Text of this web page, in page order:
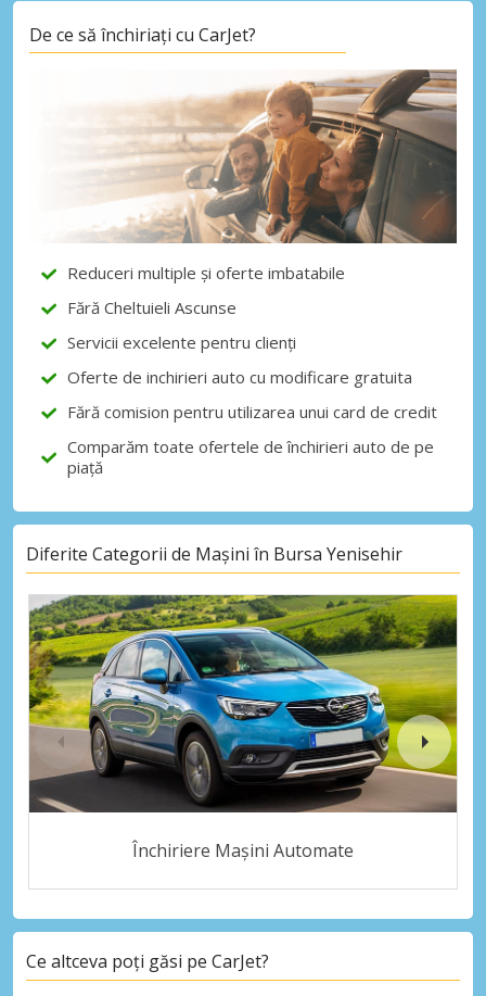
De ce să închiriați cu CarJet?
Reduceri multiple și oferte imbatabile
Fără Cheltuieli Ascunse
Servicii excelente pentru clienți
Oferte de inchirieri auto cu modificare gratuita
Fără comision pentru utilizarea unui card de credit
Comparăm toate ofertele de închirieri auto de pe
piață
Diferite Categorii de Mașini în Bursa Yenisehir
Închiriere Mașini Automate
Ce altceva poți găsi pe CarJet?